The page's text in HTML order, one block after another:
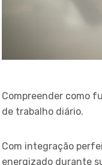
Compreender como
de trabalho diário.
Com integração
energizado durante